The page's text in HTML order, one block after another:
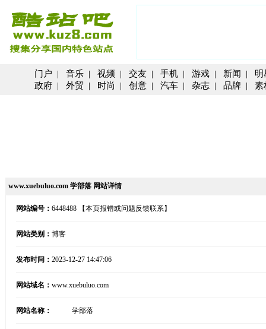
门户 | 音乐 | 视频 | 交友 | 手机 | 游戏 | 新闻 | 明
政府 | 外贸 | 时尚 | 创意 | 汽车 | 杂志 | 品牌 | 素
www.xuebuluo.com 学部落 网站详情
网站编号： 6448488 【本页报错或问题反馈联系】
网站类别： 博客
发布时间： 2023-12-27 14:47:06
网站域名： www.xuebuluo.com
网站名称： 学部落